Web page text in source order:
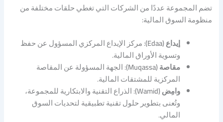
تضم المجموعة عددًا من الشركات التي تغطي حلقات مختلفة من
منظومة السوق المالية:
إيداع (Edaa)
: مركز الإيداع المركزي المسؤول عن حفظ
وتسوية الأوراق المالية.
مقاصة (Muqassa)
: الجهة المسؤولة عن المقاصة
المركزية للمشتقات المالية.
وامِض (Wamid)
: الذراع التقنية والابتكارية للمجموعة،
وتُعنى بتطوير حلول تقنية تطبيقية لتحديات السوق
المالي.